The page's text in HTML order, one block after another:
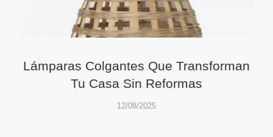
Lámparas Colgantes Que Transforman
Tu Casa Sin Reformas
12/08/2025